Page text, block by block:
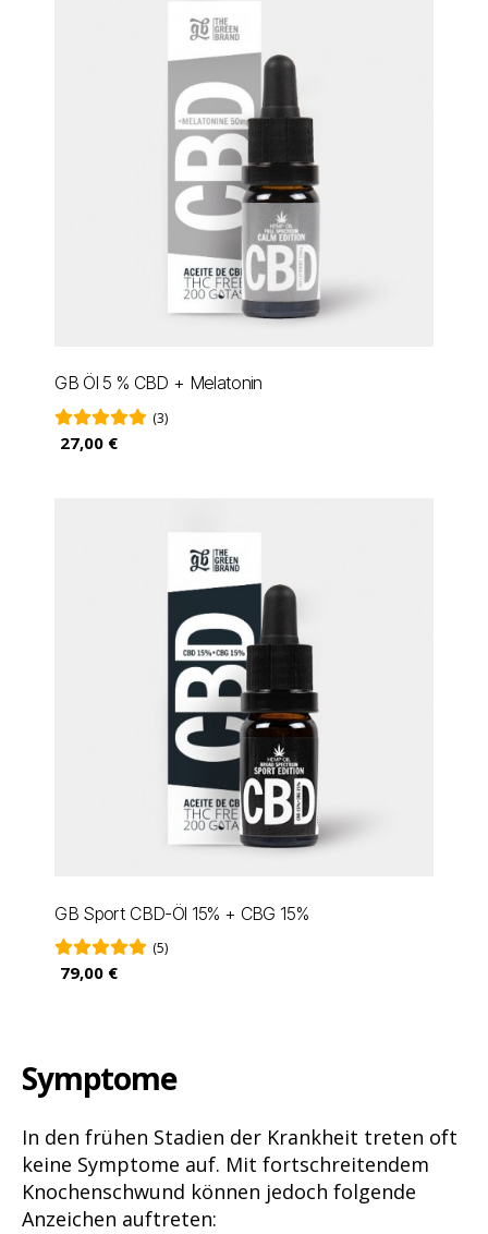
GB Öl 5 % CBD + Melatonin
(3)
27,00 €
GB Sport CBD-Öl 15% + CBG 15%
(5)
79,00 €
Symptome
In den frühen Stadien der Krankheit treten oft
keine Symptome auf. Mit fortschreitendem
Knochenschwund können jedoch folgende
Anzeichen auftreten: